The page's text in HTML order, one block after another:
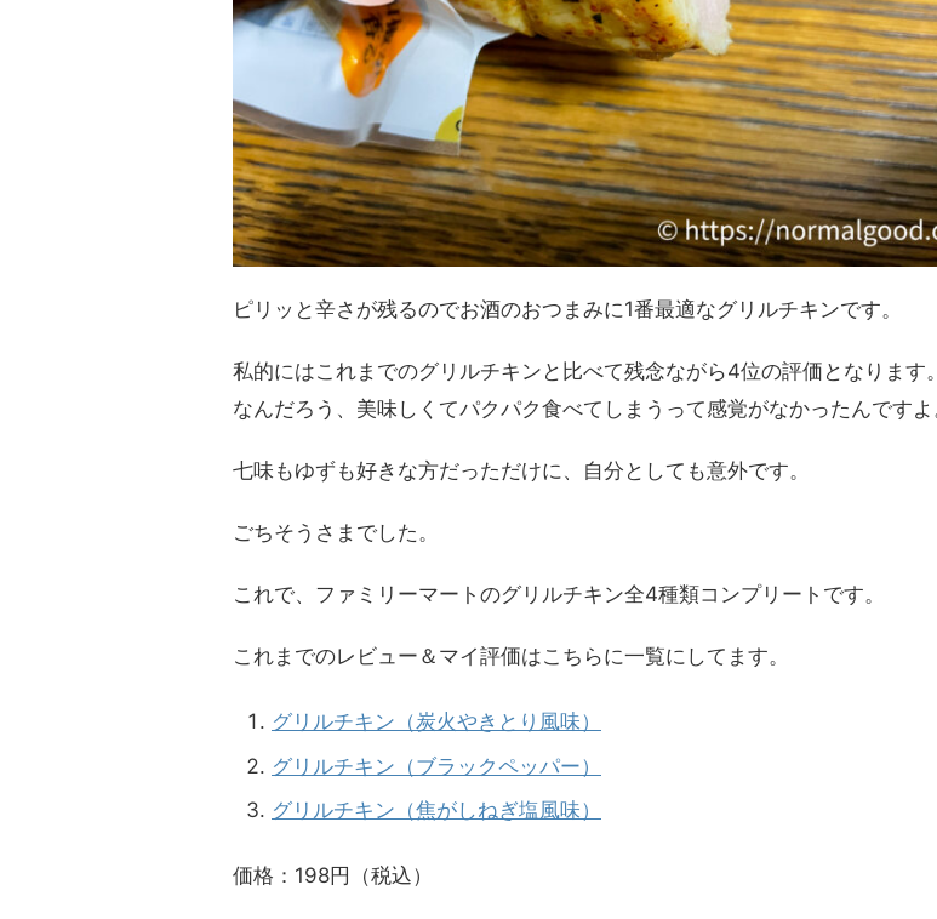
ピリッと辛さが残るのでお酒のおつまみに1番最適なグリルチキンです。
私的にはこれまでのグリルチキンと比べて残念ながら4位の評価となります。
なんだろう、美味しくてパクパク食べてしまうって感覚がなかったんですよ
七味もゆずも好きな方だっただけに、自分としても意外です。
ごちそうさまでした。
これで、ファミリーマートのグリルチキン全4種類コンプリートです。
これまでのレビュー＆マイ評価はこちらに一覧にしてます。
グリルチキン（炭火やきとり風味）
グリルチキン（ブラックペッパー）
グリルチキン（焦がしねぎ塩風味）
価格：198円（税込）